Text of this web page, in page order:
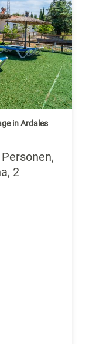
in Ardales
2